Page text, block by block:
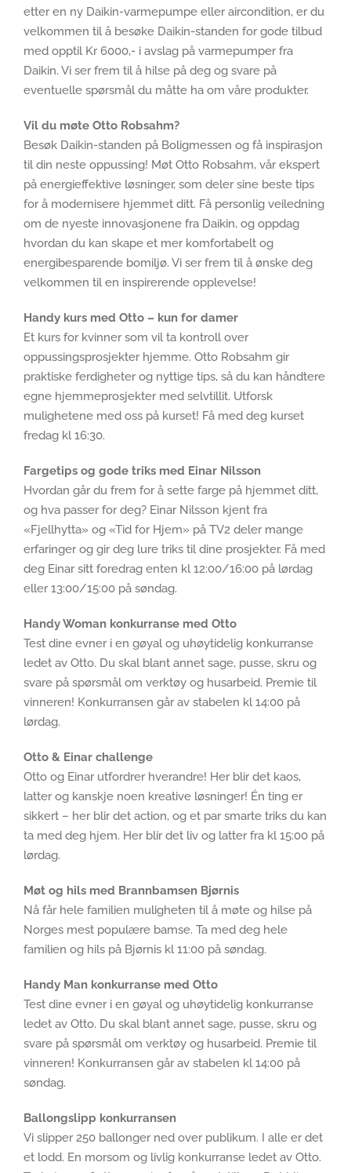
etter en ny Daikin-varmepumpe eller aircondition, er du
velkommen til å besøke Daikin-standen for gode tilbud
med opptil Kr 6000,- i avslag på varmepumper fra
Daikin. Vi ser frem til å hilse på deg og svare på
eventuelle spørsmål du måtte ha om våre produkter.
Vil du møte Otto Robsahm?
Besøk Daikin-standen på Boligmessen og få inspirasjon
til din neste oppussing! Møt Otto Robsahm, vår ekspert
på energieffektive løsninger, som deler sine beste tips
for å modernisere hjemmet ditt. Få personlig veiledning
om de nyeste innovasjonene fra Daikin, og oppdag
hvordan du kan skape et mer komfortabelt og
energibesparende bomiljø. Vi ser frem til å ønske deg
velkommen til en inspirerende opplevelse!
Handy kurs med Otto – kun for damer
Et kurs for kvinner som vil ta kontroll over
oppussingsprosjekter hjemme. Otto Robsahm gir
praktiske ferdigheter og nyttige tips, så du kan håndtere
egne hjemmeprosjekter med selvtillit. Utforsk
mulighetene med oss på kurset! Få med deg kurset
fredag kl 16:30.
Fargetips og gode triks med Einar Nilsson
Hvordan går du frem for å sette farge på hjemmet ditt,
og hva passer for deg? Einar Nilsson kjent fra
«Fjellhytta» og «Tid for Hjem» på TV2 deler mange
erfaringer og gir deg lure triks til dine prosjekter. Få med
deg Einar sitt foredrag enten kl 12:00/16:00 på lørdag
eller 13:00/15:00 på søndag.
Handy Woman konkurranse med Otto
Test dine evner i en gøyal og uhøytidelig konkurranse
ledet av Otto. Du skal blant annet sage, pusse, skru og
svare på spørsmål om verktøy og husarbeid. Premie til
vinneren! Konkurransen går av stabelen kl 14:00 på
lørdag.
Otto & Einar challenge
Otto og Einar utfordrer hverandre! Her blir det kaos,
latter og kanskje noen kreative løsninger! Én ting er
sikkert – her blir det action, og et par smarte triks du kan
ta med deg hjem. Her blir det liv og latter fra kl 15:00 på
lørdag.
Møt og hils med Brannbamsen Bjørnis
Nå får hele familien muligheten til å møte og hilse på
Norges mest populære bamse. Ta med deg hele
familien og hils på Bjørnis kl 11:00 på søndag.
Handy Man konkurranse med Otto
Test dine evner i en gøyal og uhøytidelig konkurranse
ledet av Otto. Du skal blant annet sage, pusse, skru og
svare på spørsmål om verktøy og husarbeid. Premie til
vinneren! Konkurransen går av stabelen kl 14:00 på
søndag.
Ballongslipp konkurransen
Vi slipper 250 ballonger ned over publikum. I alle er det
et lodd. En morsom og livlig konkurranse ledet av Otto.